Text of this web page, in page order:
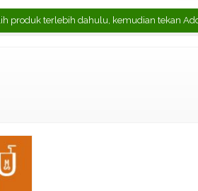
terlebih dahulu, kemudian tekan Add